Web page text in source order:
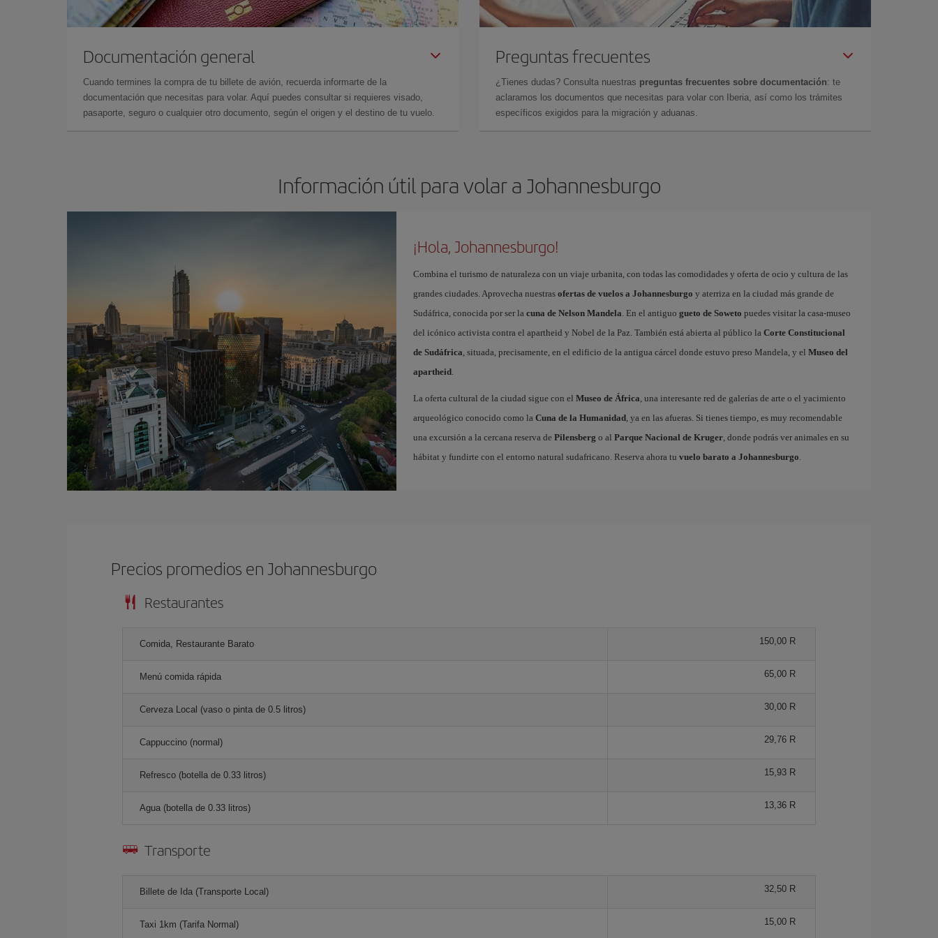
Documentación general
Cuando termines la compra de tu billete de avión, recuerda informarte de la
documentación que necesitas para volar. Aquí puedes consultar si requieres visado,
pasaporte, seguro o cualquier otro documento, según el origen y el destino de tu vuelo.
Preguntas frecuentes
¿Tienes dudas? Consulta nuestras preguntas frecuentes sobre documentación: te
aclaramos los documentos que necesitas para volar con Iberia, así como los trámites
específicos exigidos para la migración y aduanas.
Información útil para volar a Johannesburgo
¡Hola, Johannesburgo!
Combina el turismo de naturaleza con un viaje urbanita, con todas las comodidades y oferta de ocio y cultura de las
grandes ciudades. Aprovecha nuestras ofertas de vuelos a Johannesburgo y aterriza en la ciudad más grande de
Sudáfrica, conocida por ser la cuna de Nelson Mandela. En el antiguo gueto de Soweto puedes visitar la casa-museo
del icónico activista contra el apartheid y Nobel de la Paz. También está abierta al público la Corte Constitucional
de Sudáfrica, situada, precisamente, en el edificio de la antigua cárcel donde estuvo preso Mandela, y el Museo del
apartheid.
La oferta cultural de la ciudad sigue con el Museo de África, una interesante red de galerías de arte o el yacimiento
arqueológico conocido como la Cuna de la Humanidad, ya en las afueras. Si tienes tiempo, es muy recomendable
una excursión a la cercana reserva de Pilensberg o al Parque Nacional de Kruger, donde podrás ver animales en su
hábitat y fundirte con el entorno natural sudafricano. Reserva ahora tu vuelo barato a Johannesburgo.
Precios promedios en Johannesburgo
Restaurantes
Comida, Restaurante Barato 150,00 R
Menú comida rápida 65,00 R
Cerveza Local (vaso o pinta de 0.5 litros) 30,00 R
Cappuccino (normal) 29,76 R
Refresco (botella de 0.33 litros) 15,93 R
Agua (botella de 0.33 litros) 13,36 R
Transporte
Billete de Ida (Transporte Local) 32,50 R
Taxi 1km (Tarifa Normal) 15,00 R